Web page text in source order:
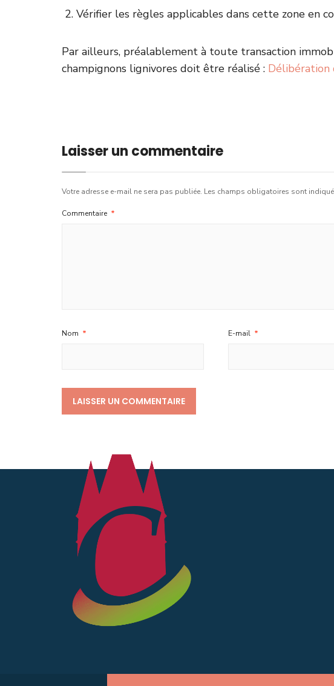
Vérifier les règles applicables dans cette zone en
Par ailleurs, préalablement à toute transaction
champignons lignivores doit être réalisé :
Laisser un commentaire
Votre adresse e-mail ne sera pas publiée. Les champs obligatoires sont
Commentaire *
Nom * E-mail *